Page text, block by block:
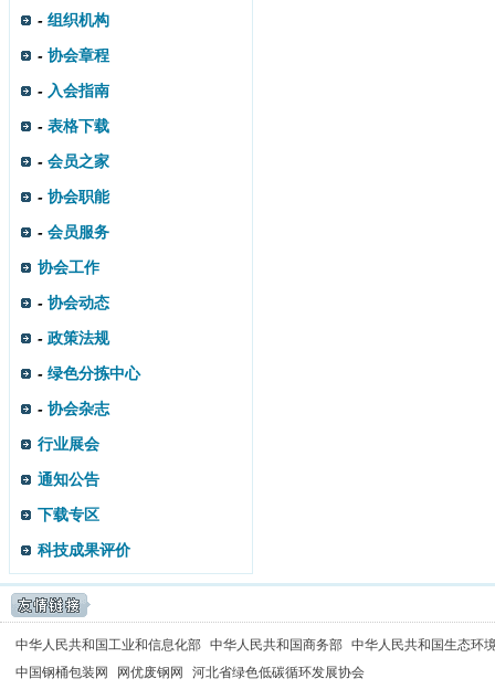
- 组织机构
- 协会章程
- 入会指南
- 表格下载
- 会员之家
- 协会职能
- 会员服务
协会工作
- 协会动态
- 政策法规
- 绿色分拣中心
- 协会杂志
行业展会
通知公告
下载专区
科技成果评价
中华人民共和国工业和信息化部 中华人民共和国商务部 中华人民共和国生态环
中国钢桶包装网
网优废钢网 河北省绿色低碳循环发展协会